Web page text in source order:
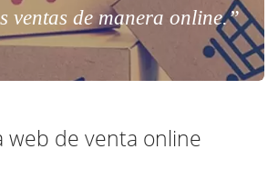
ventas de manera online.”
web de venta online